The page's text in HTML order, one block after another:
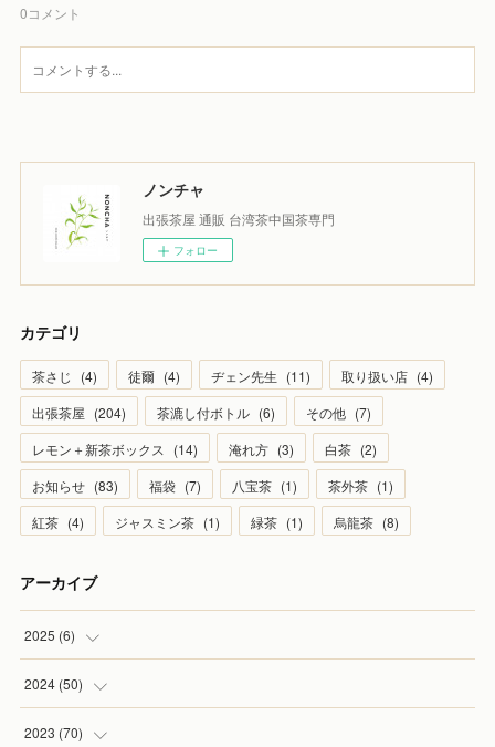
0コメント
ノンチャ
出張茶屋 通販 台湾茶中国茶専門
フォロー
カテゴリ
茶さじ (4) 徒爾 (4) ヂェン先生 (11) 取り扱い店 (4)
出張茶屋 (204) 茶漉し付ボトル (6) その他 (7)
レモン＋新茶ボックス
(14) 淹れ方 (3) 白茶 (2)
お知らせ (83) 福袋 (7) 八宝茶 (1) 茶外茶 (1)
紅茶 (4) ジャスミン茶 (1) 緑茶 (1) 烏龍茶 (8)
アーカイブ
2025 (6)
(1
(2
2024 (50)
(5
2023 (70)